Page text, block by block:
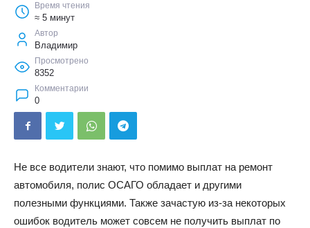
Время чтения
≈ 5 минут
Автор
Владимир
Просмотрено
8352
Комментарии
0
Не все водители знают, что помимо выплат на ремонт
автомобиля, полис ОСАГО обладает и другими
полезными функциями. Также зачастую из-за некоторых
ошибок водитель может совсем не получить выплат по